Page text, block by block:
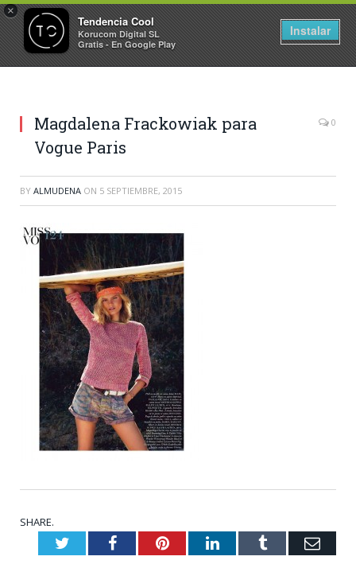
×
Tendencia Cool
Korucom Digital SL
Gratis - En Google Play
Instalar
Magdalena Frackowiak para
Vogue Paris
0
BY ALMUDENA ON 5 SEPTIEMBRE, 2015
SHARE.
TwitterFacebookPinterestLinkedInTumblr